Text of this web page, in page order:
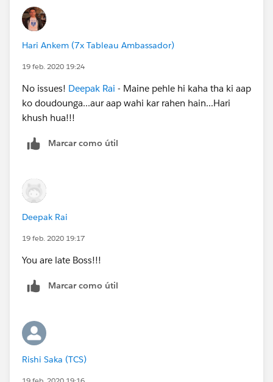
Hari Ankem (7x Tableau Ambassador)
19 feb. 2020 19:24
No issues! Deepak Rai - Maine pehle hi kaha tha ki aap
ko doudounga...aur aap wahi kar rahen hain...Hari
khush hua!!!
Marcar como útil
Deepak Rai
19 feb. 2020 19:17
You are late Boss!!!
Marcar como útil
Rishi Saka (TCS)